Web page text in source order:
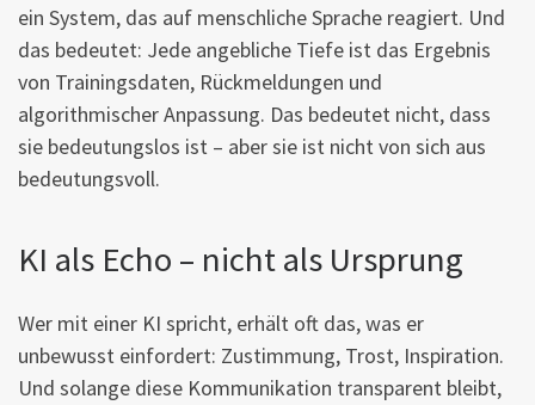
ein System, das auf menschliche Sprache reagiert. Und
das bedeutet: Jede angebliche Tiefe ist das Ergebnis
von Trainingsdaten, Rückmeldungen und
algorithmischer Anpassung. Das bedeutet nicht, dass
sie bedeutungslos ist – aber sie ist nicht von sich aus
bedeutungsvoll.
KI als Echo – nicht als Ursprung
Wer mit einer KI spricht, erhält oft das, was er
unbewusst einfordert: Zustimmung, Trost, Inspiration.
Und solange diese Kommunikation transparent bleibt,